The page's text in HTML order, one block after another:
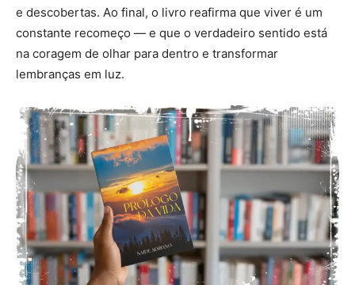
e descobertas. Ao final, o livro reafirma que viver é um
constante recomeço — e que o verdadeiro sentido está
na coragem de olhar para dentro e transformar
lembranças em luz.